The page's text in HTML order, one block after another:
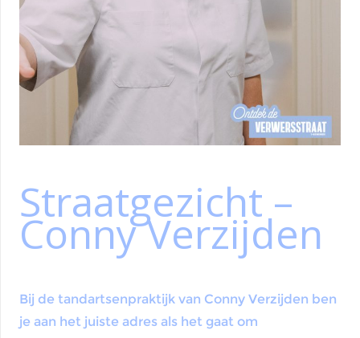
Straatgezicht –
Conny Verzijden
Bij de tandartsenpraktijk van Conny Verzijden ben
je aan het juiste adres als het gaat om